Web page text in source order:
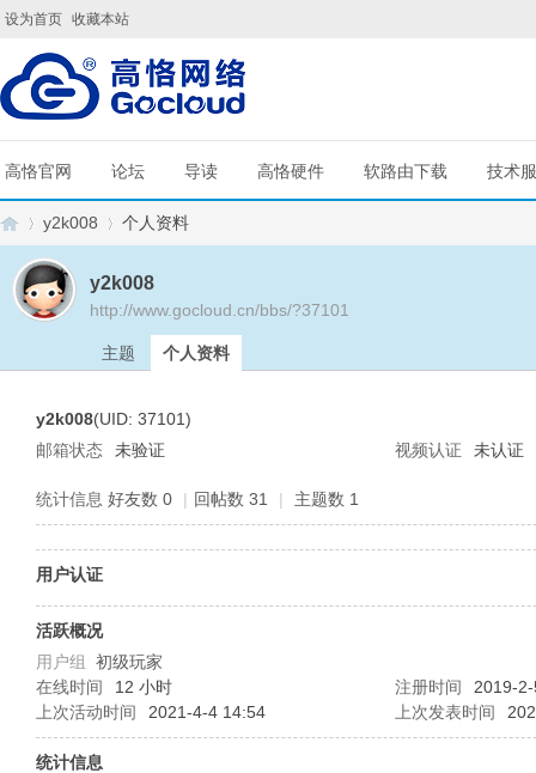
设为首页 收藏本站
高恪官网 论坛 导读 高恪硬件 软路由下载 技术
y2k008 个人资料
y2k008
http://www.gocloud.cn/bbs/?37101
主题 个人资料
y2k008(UID: 37101)
邮箱状态
未验证 视频认证 未认证
统计信息 好友数 0 | 回帖数 31 | 主题数 1
用户认证
活跃概况
用户组 初级玩家
在线时间
12 小时 注册时间
2019-
上次活动时间
2021-4-4 14:54 上次发表时间
统计信息